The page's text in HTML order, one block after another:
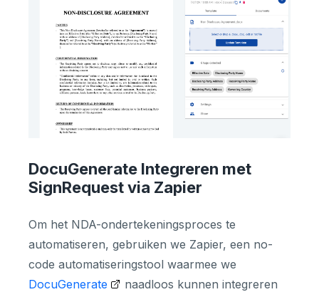
DocuGenerate Integreren met
SignRequest via Zapier
Om het NDA-ondertekeningsproces te
automatiseren, gebruiken we Zapier, een no-
code automatiseringstool waarmee we
DocuGenerate
naadloos kunnen integreren